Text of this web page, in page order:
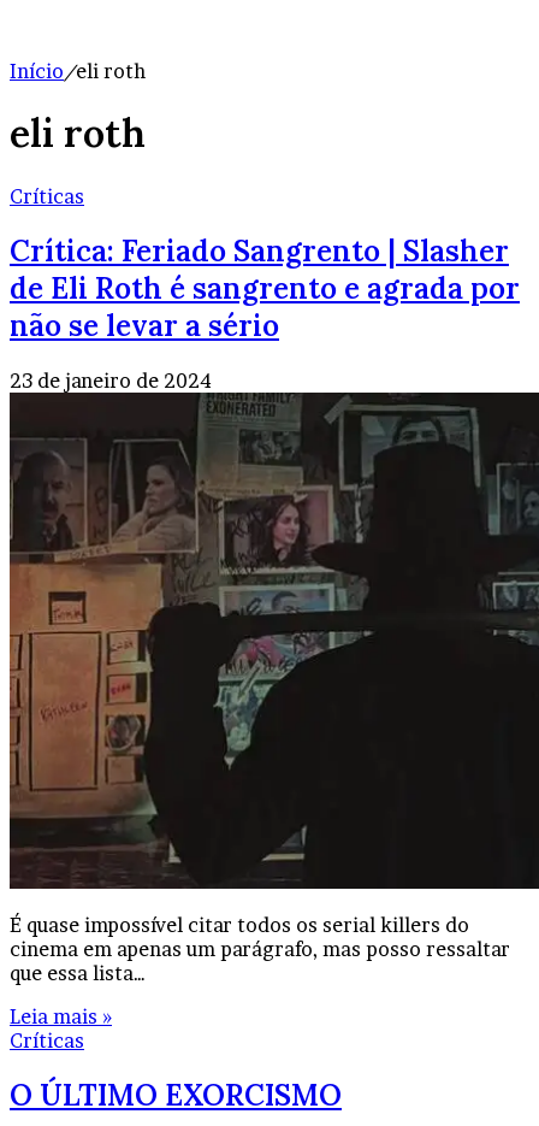
Início/eli roth
eli roth
Críticas
Crítica: Feriado Sangrento | Slasher
de Eli Roth é sangrento e agrada por
não se levar a sério
23 de janeiro de 2024
É quase impossível citar todos os serial killers do
cinema em apenas um parágrafo, mas posso ressaltar
que essa lista…
Leia mais »
Críticas
O ÚLTIMO EXORCISMO